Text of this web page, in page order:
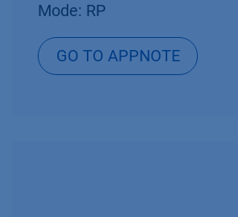
Mode: RP
GO TO APPNOTE